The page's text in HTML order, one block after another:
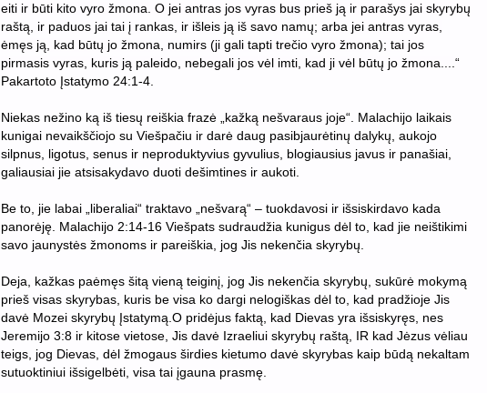
eiti ir būti kito vyro žmona. O jei antras jos vyras bus prieš ją ir parašys jai skyrybų
raštą, ir paduos jai tai į rankas, ir išleis ją iš savo namų; arba jei antras vyras,
ėmęs ją, kad būtų jo žmona, numirs (ji gali tapti trečio vyro žmona); tai jos
pirmasis vyras, kuris ją paleido, nebegali jos vėl imti, kad ji vėl būtų jo žmona....“
Pakartoto Įstatymo 24:1-4.
Niekas nežino ką iš tiesų reiškia frazė „ kažką nešvaraus joje“. Malachijo laikais
kunigai nevaikščiojo su Viešpačiu ir darė daug pasibjaurėtinų dalykų, aukojo
silpnus, ligotus, senus ir neproduktyvius gyvulius, blogiausius javus ir panašiai,
galiausiai jie atsisakydavo duoti dešimtines ir aukoti.
Be to, jie labai „liberaliai“ traktavo „nešvarą“ – tuokdavosi ir išsiskirdavo kada
panorėję. Malachijo 2:14-16 Viešpats sudraudžia kunigus dėl to, kad jie neištikimi
savo jaunystės žmonoms ir pareiškia, jog Jis nekenčia skyrybų.
Deja, kažkas paėmęs šitą vieną teiginį, jog Jis nekenčia skyrybų, sukūrė mokymą
prieš visas skyrybas, kuris be visa ko dargi nelogiškas dėl to, kad pradžioje Jis
davė Mozei skyrybų Įstatymą.O pridėjus faktą, kad Dievas yra išsiskyręs, nes
Jeremijo 3:8 ir kitose vietose, Jis davė Izraeliui skyrybų raštą, IR kad Jėzus vėliau
teigs, jog Dievas, dėl žmogaus širdies kietumo davė skyrybas kaip būdą nekaltam
sutuoktiniui išsigelbėti, visa tai įgauna prasmę.